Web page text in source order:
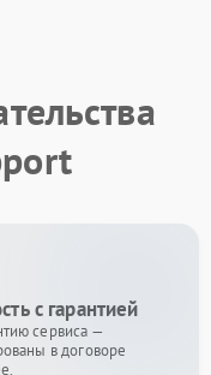
с гарантией
сервиса —
в договоре